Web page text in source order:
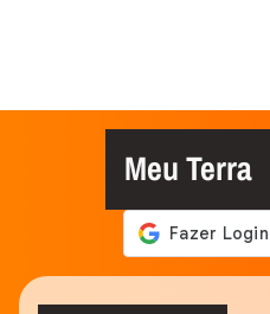
Meu Terra